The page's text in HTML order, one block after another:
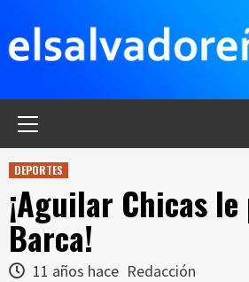
contenido
DEPORTES
¡Aguilar Chicas
Barca!
11 años hace Redacción